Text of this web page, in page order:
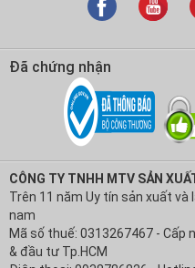
Đã chứng nhận
CÔNG TY TNHH MTV SẢN
Trên 11 năm Uy tín sản xuất và
nam
Mã số thuế: 0313267467 - Cấp
& đầu tư Tp.HCM